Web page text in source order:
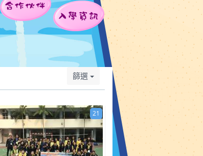
合作伙伴
入學資訊
篩選
21